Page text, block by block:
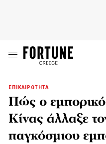
ΕΠΙΚΑΙΡΟΤΗΤΑ
Πώς ο
Κίνας άλλαξε
παγκόσμιου